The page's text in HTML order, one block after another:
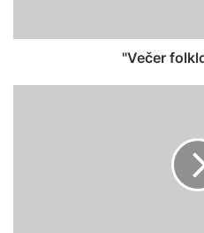
"Večer